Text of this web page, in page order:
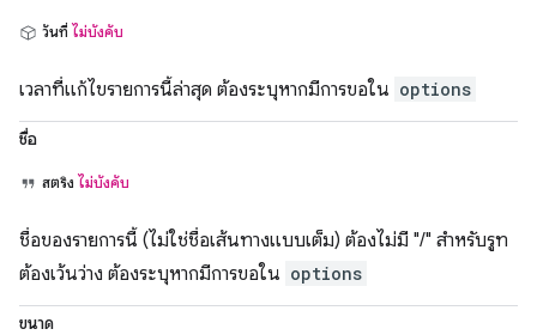
วันที่ ไม่บังคับ
เวลาที่แก้ไขรายการนี้ล่าสุด ต้องระบุหากมีการขอใน options
ชื่อ
สตริง ไม่บังคับ
ชื่อของรายการนี้ (ไม่ใช่ชื่อเส้นทางแบบเต็ม) ต้องไม่มี "/" สำหรับรูท
ต้องเว้นว่าง ต้องระบุหากมีการขอใน options
ขนาด